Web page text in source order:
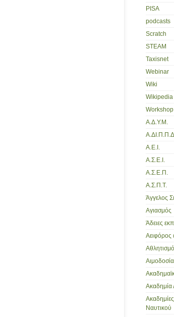
PISA
podcasts
Scratch
STEAM
Taxisnet
Webinar
Wiki
Wikipedia
Workshop
Α.Δ.Υ.Μ.
Α.Ε.Ι.
Α.Σ.Ε.Ι.
Α.Σ.Ε.Π.
Α.Σ.Π.Τ.
Άγγελος
Αγιασμός
Άδειες
Αειφόρος
Αιμοδοσία
Ναυτικού